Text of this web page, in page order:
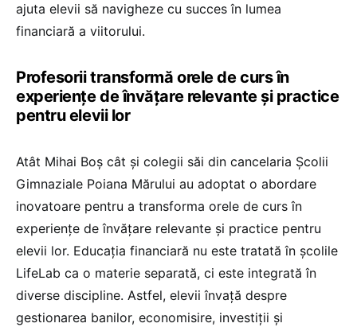
ajuta elevii să navigheze cu succes în lumea
financiară a viitorului.
Profesorii transformă orele de curs în
experiențe de învățare relevante și practice
pentru elevii lor
Atât Mihai Boș cât și colegii săi din cancelaria Școlii
Gimnaziale Poiana Mărului au adoptat o abordare
inovatoare pentru a transforma orele de curs în
experiențe de învățare relevante și practice pentru
elevii lor. Educația financiară nu este tratată în școlile
LifeLab ca o materie separată, ci este integrată în
diverse discipline. Astfel, elevii învață despre
gestionarea banilor, economisire, investiții și